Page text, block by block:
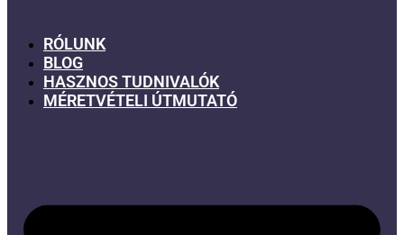
RÓLUNK
BLOG
HASZNOS TUDNIVALÓK
MÉRETVÉTELI ÚTMUTATÓ